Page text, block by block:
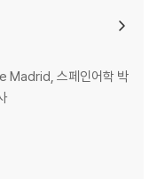
스페인어학 박